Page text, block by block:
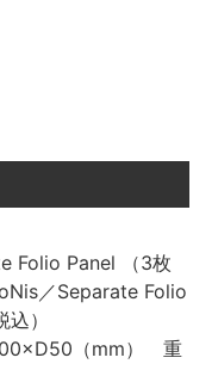
Folio Panel （3枚
／Separate Folio
）
（mm） 重